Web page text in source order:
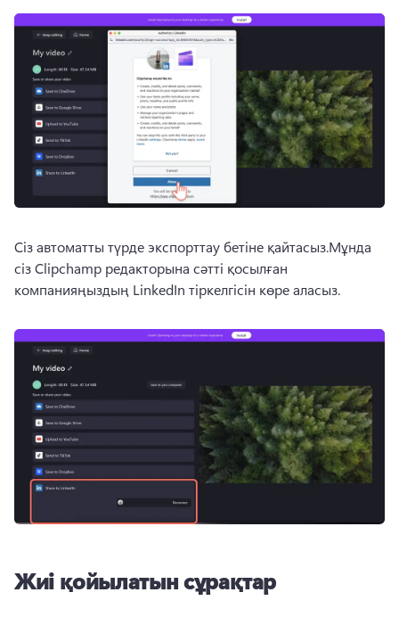
Сіз автоматты түрде экспорттау бетіне қайтасыз.Мұнда
сіз Clipchamp редакторына сәтті қосылған
компанияңыздың LinkedIn тіркелгісін көре аласыз.
Жиі қойылатын сұрақтар